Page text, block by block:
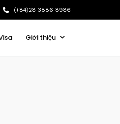
(+84)28 3886 8986
Giới thiệu